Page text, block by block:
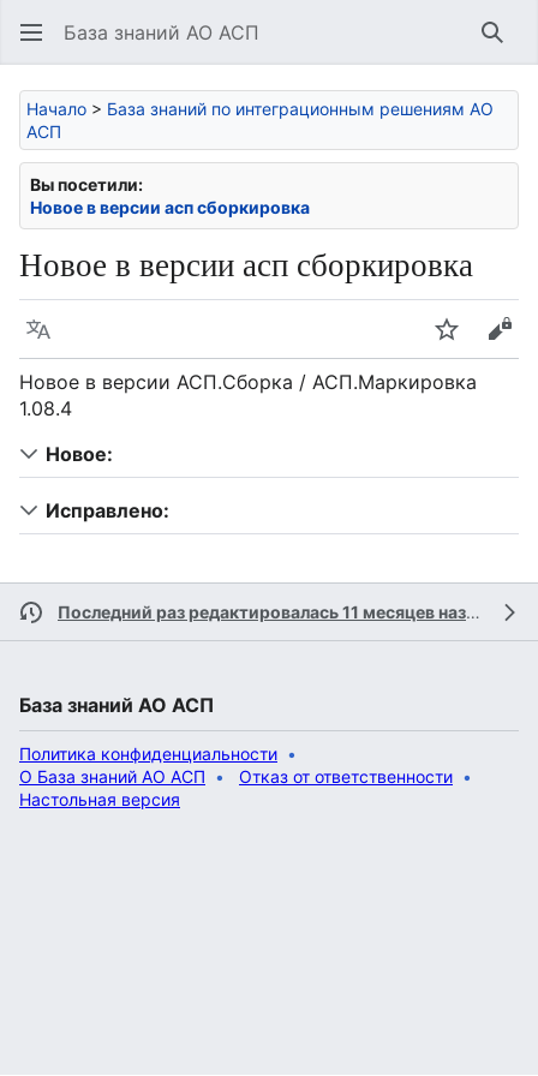
База знаний АО АСП
Начало > База знаний по интеграционным решениям АО
АСП
Вы посетили:
Новое в версии асп сборкировка
Новое в версии асп сборкировка
Язык Следить
Новое в версии АСП.Сборка / АСП.Маркировка
1.08.4
Новое:
Исправлено:
Последний раз редактировалась 11 месяцев назад
База знаний АО АСП
Политика конфиденциальности
О База знаний АО АСП
Отказ от ответственности
Настольная версия